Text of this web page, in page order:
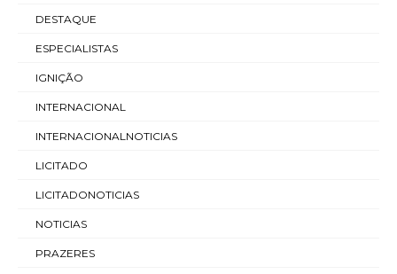
DESTAQUE
ESPECIALISTAS
IGNIÇÃO
INTERNACIONAL
INTERNACIONALNOTICIAS
LICITADO
LICITADONOTICIAS
NOTICIAS
PRAZERES